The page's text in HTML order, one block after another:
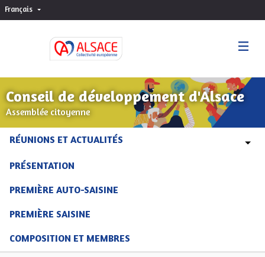
Français Choisir la langue
Conseil de développement d'Alsace
Assemblée citoyenne
RÉUNIONS ET ACTUALITÉS
PRÉSENTATION
PREMIÈRE AUTO-SAISINE
PREMIÈRE SAISINE
COMPOSITION ET MEMBRES